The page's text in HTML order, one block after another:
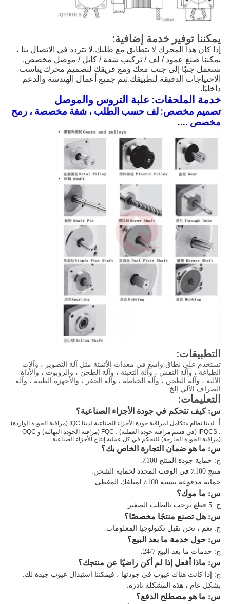
يمكننا توفير خدمة إضافية:
إذا كان هذا المحرك لا يتطابق مع طلبك.لا تتردد في الاتصال بنا ،
يمكننا صنع عمود / لف / تركيب شفة / كابل / موصل مخصص.
سنعمل جنبًا إلى جنب معك ومع فريقك لتصميم محرك يناسب
الاحتياجات الدقيقة لتطبيقك.تتم جميع أعمال الهندسة والدعم
داخليًا.
خدمة الملحقات: علبة التروس والموصل
تصميم مخصص: لف حسب الطلب ، شفة مخصصة ، رمح
مخصص ....
التطبيقات:
تستخدم على نطاق واسع في معدات الأتمتة مثل آلة التصوير ، وآلات
الطباعة ، وآلة النقش ، وآلة التعبئة ، وآلة الطحن ، والروبوت ، والأداة
الآلية ، وآلة الطحن ، وآلة الخياطة ، وآلة الحفر ، والأجهزة الطبية ، وآلة
الصراف الآلي إلخ.
التعليمات:
س: كيف تتحكم في جودة الأجزاء الصناعية؟
أ:
لدينا نظام متكامل لمراقبة جودة الأجزاء الصناعية.لدينا IQC (مراقبة الجودة الواردة)
، IPQCS (في قسم مراقبة جودة العملية) ، FQC (مراقبة الجودة النهائية) و OQC
(مراقبة الجودة الخارجة) للتحكم في كل عملية إنتاج الأجزاء الصناعية
س: ما هو ضمان التجارة الخاص بك؟
ج: حماية جودة المنتج 100٪.
منتج 100٪ في الوقت المحدد لحماية الشحن.
حماية مدفوعة بنسبة 100٪ لمبلغك المغطى.
س: ما موك؟
ج: 5 قطع.نرحب بالطلب الصغير.
س: هل تصنع منتجًا مخصصًا؟
ج: نعم ، نحن نقبل تكنولوجيا المعلومات.
س: حول خدمة ما بعد البيع؟
ج: خدمات ما بعد البيع 24/7.
س: ماذا أفعل إذا لم أكن راضيًا عن منتجك؟
ج: إذا كانت هناك عيوب في جودتها ، فيمكننا استبدال عيوب جيدة لك.
بشكل عام ، هذه المشكلة نادرة.
س: ما هو مصطلح الدفع؟